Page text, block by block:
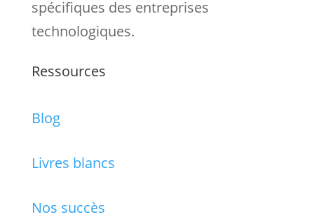
spécifiques des entreprises
technologiques.
Ressources
Blog
Livres blancs
Nos succès